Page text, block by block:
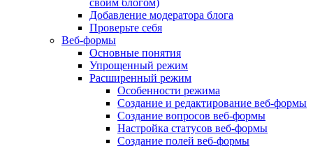
своим блогом)
Добавление модератора блога
Проверьте себя
Веб-формы
Основные понятия
Упрощенный режим
Расширенный режим
Особенности режима
Создание и редактирование веб-формы
Создание вопросов веб-формы
Настройка статусов веб-формы
Создание полей веб-формы